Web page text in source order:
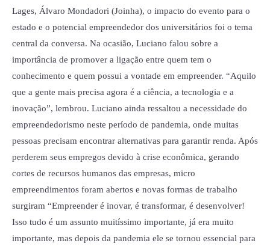
Lages, Álvaro Mondadori (Joinha), o impacto do evento para o
estado e o potencial empreendedor dos universitários foi o tema
central da conversa. Na ocasião, Luciano falou sobre a
importância de promover a ligação entre quem tem o
conhecimento e quem possui a vontade em empreender. “Aquilo
que a gente mais precisa agora é a ciência, a tecnologia e a
inovação”, lembrou. Luciano ainda ressaltou a necessidade do
empreendedorismo neste período de pandemia, onde muitas
pessoas precisam encontrar alternativas para garantir renda. Após
perderem seus empregos devido à crise econômica, gerando
cortes de recursos humanos das empresas, micro
empreendimentos foram abertos e novas formas de trabalho
surgiram “Empreender é inovar, é transformar, é desenvolver!
Isso tudo é um assunto muitíssimo importante, já era muito
importante, mas depois da pandemia ele se tornou essencial para